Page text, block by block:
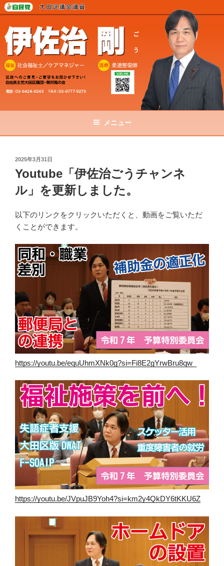
コ
ン
ン
へ
ス
キ
プ
メニュー
投
日:
2025年3月31日
Youtube「伊佐治ごうチャンネ
ル」を更新しました。
以下のリンクをクリックいただくと、動画をご覧いただ
くことができます。
https://youtu.be/equUhmXNk0g?si=Fi8E2gYrwBru8qw_
https://youtu.be/JVpuJB9Yoh4?si=km2y4QkDY6tKKU6Z